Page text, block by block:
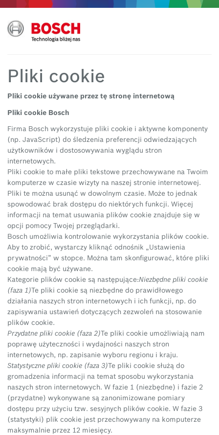
Pliki cookie
Pliki cookie używane przez tę stronę internetową
Pliki cookie Bosch
Firma Bosch wykorzystuje pliki cookie i aktywne komponenty
(np. JavaScript) do śledzenia preferencji odwiedzających
użytkowników i dostosowywania wyglądu stron
internetowych.
Pliki cookie to małe pliki tekstowe przechowywane na Twoim
komputerze w czasie wizyty na naszej stronie internetowej.
Pliki te można usunąć w dowolnym czasie. Może to jednak
spowodować brak dostępu do niektórych funkcji. Więcej
informacji na temat usuwania plików cookie znajduje się w
opcji pomocy Twojej przeglądarki.
Bosch umożliwia kontrolowanie wykorzystania plików cookie.
Aby to zrobić, wystarczy kliknąć odnośnik „Ustawienia
prywatności” w stopce. Można tam skonfigurować, które pliki
cookie mają być używane.
Kategorie plików cookie są następujące:Niezbędne pliki cookie
(faza 1)Te pliki cookie są niezbędne do prawidłowego
działania naszych stron internetowych i ich funkcji, np. do
zapisywania ustawień dotyczących zezwoleń na stosowanie
plików cookie.
Przydatne pliki cookie (faza 2)Te pliki cookie umożliwiają nam
poprawę użyteczności i wydajności naszych stron
internetowych, np. zapisanie wyboru regionu i kraju.
Statystyczne pliki cookie (faza 3)Te pliki cookie służą do
gromadzenia informacji na temat sposobu wykorzystania
naszych stron internetowych. W fazie 1 (niezbędne) i fazie 2
(przydatne) wykonywane są zanonimizowane pomiary
dostępu przy użyciu tzw. sesyjnych plików cookie. W fazie 3
(statystyki) plik cookie jest przechowywany na komputerze
maksymalnie przez 12 miesięcy.